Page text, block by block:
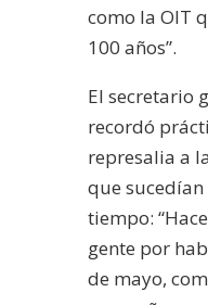
como la OIT
100 años”.
El secretario
recordó
represalia a
que sucedían
tiempo:
gente por
de mayo,